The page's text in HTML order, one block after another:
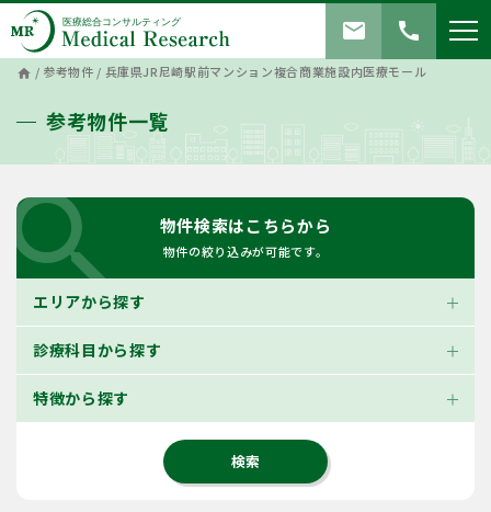
call
mail
home / 参考物件 / 兵庫県JR尼崎駅前マンション複合商業施設内医療モール
参考物件一覧
物件検索はこちらから
物件の絞り込みが可能です。
エリアから探す
診療科目から探す
特徴から探す